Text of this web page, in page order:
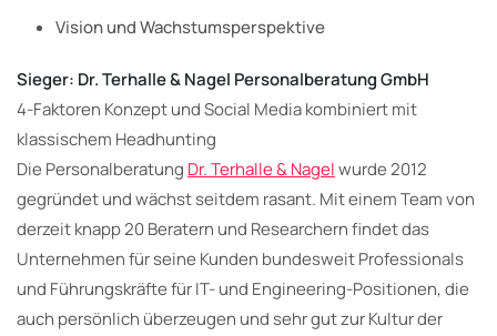
Vision und Wachstumsperspektive
Sieger: Dr. Terhalle & Nagel Personalberatung GmbH
4-Faktoren Konzept und Social Media kombiniert mit
klassischem Headhunting
Die Personalberatung Dr. Terhalle & Nagelwurde 2012
gegründet und wächst seitdem rasant. Mit einem Team von
derzeit knapp 20 Beratern und Researchern findet das
Unternehmen für seine Kunden bundesweit Professionals
und Führungskräfte für IT- und Engineering-Positionen, die
auch persönlich überzeugen und sehr gut zur Kultur der